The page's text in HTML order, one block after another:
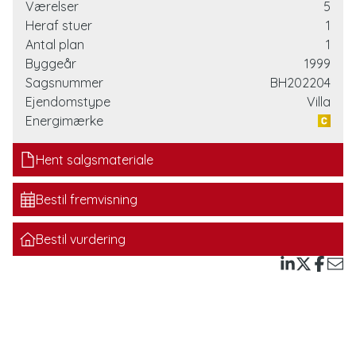
voksenafdeling med privat badeværelse og en
børneafdeling med to værelser og badeværelse i den
anden ende af huset. Imellem de to værelsesafdelinger
er der et skønt og meget lyst opholdsområde med stue,
spisestue og køkkenalrum, der er anlagt i let forskudte
planer, så rumfølelsen får en ekstra dimension.
udsigt til sø og land, hvor I kan holde øje med råvildt,
vilde heste og det øvrige dyreliv, mens I til den modsatte
side har dør ud til den vestvendte side af grunden. Der
er også et lækkert viktualierum et par trin ned fra
køkkenet, så I har et perfekt sted til jeres forråd. I får
naturligvis også et praktisk bryggers, der ligger i
forlængelse af køkkenet og med videre udgang til et
Værelser
5
Heraf stuer
1
Antal plan
1
Byggeår
1999
Sagsnummer
BH202204
Ejendomstype
Villa
Energimærke
Hent salgsmateriale
Bestil fremvisning
Bestil vurdering